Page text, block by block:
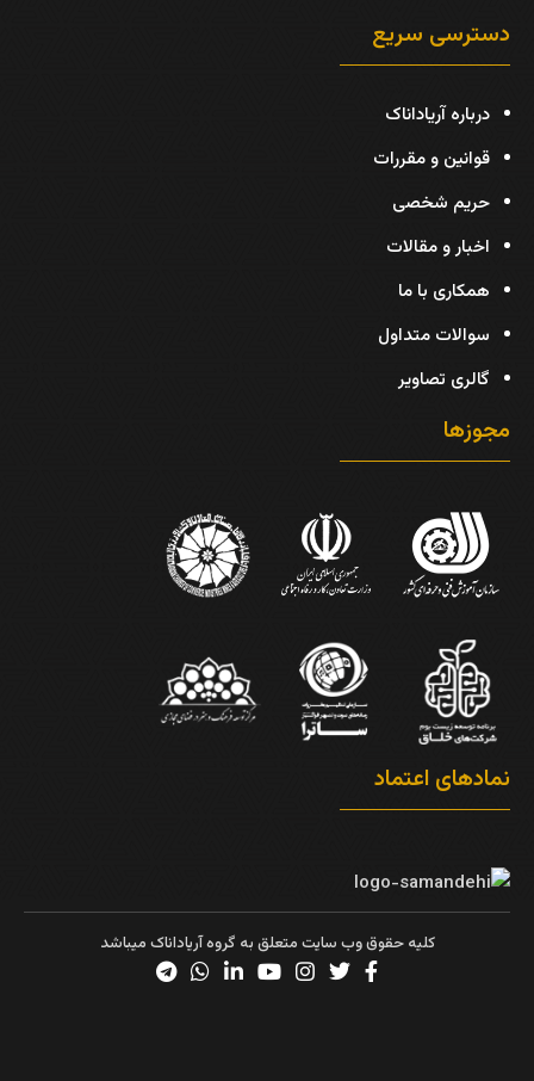
دسترسی سریع
درباره آریاداناک
قوانین و مقررات
حریم شخصی
اخبار و مقالات
همکاری با ما
سوالات متداول
گالری تصاویر
مجوزها
نمادهای اعتماد
کلیه حقوق وب سایت متعلق به گروه آریاداناک میباشد